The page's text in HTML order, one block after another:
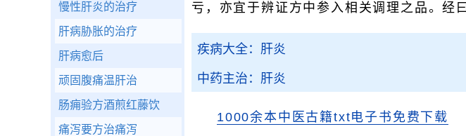
亏，亦宜于辨证方中参入相关调理之品。经
疾病大全：肝炎
中药主治：肝炎
1000余本中医古籍txt电子书免费下载
慢性肝炎的治疗
肝病胁胀的治疗
肝病愈后
顽固腹痛温肝治
肠痈验方酒煎红藤饮
痛泻要方治痛泻